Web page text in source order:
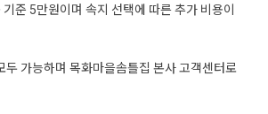
준 5만원이며 속지 선택에 따른 추가 비용이
두 가능하며 목화마을솜틀집 본사 고객센터로